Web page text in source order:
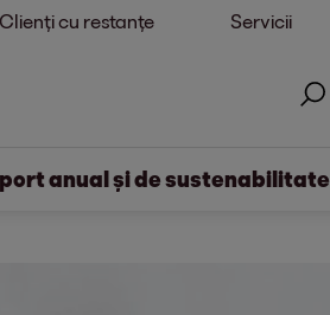
Clienți cu restanțe Servicii
anual și de sustenabilitate